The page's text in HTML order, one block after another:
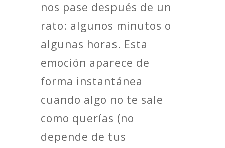
nos pase después de un
rato: algunos minutos o
algunas horas. Esta
emoción aparece de
forma instantánea
cuando algo no te sale
como querías (no
depende de tus